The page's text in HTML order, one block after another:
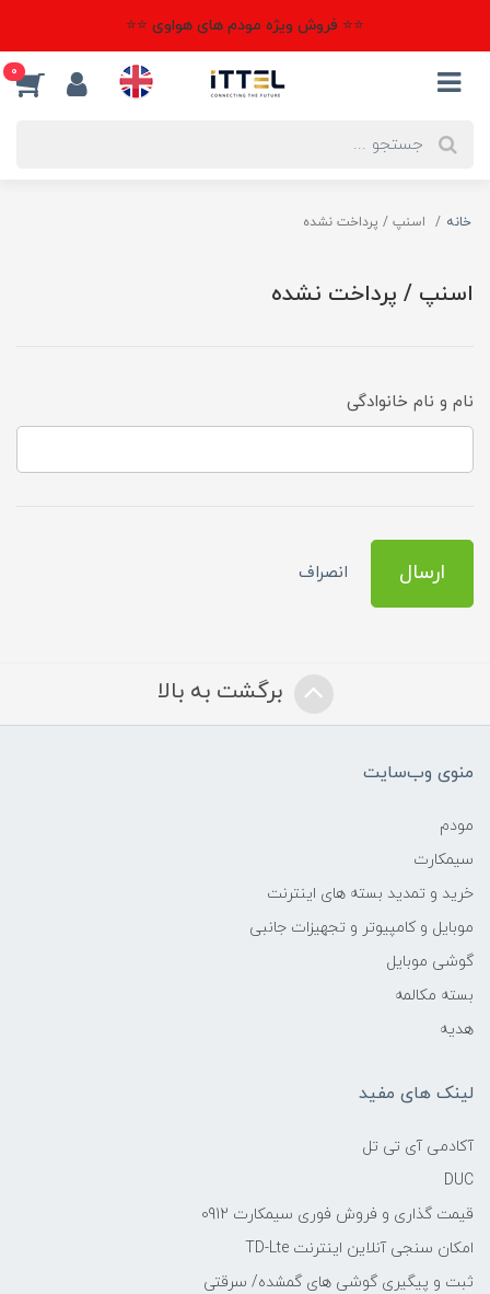
⭐⭐ فروش ویژه مودم های هواوی ⭐⭐
0
خانه اسنپ / پرداخت نشده
اسنپ / پرداخت نشده
نام و نام خانوادگی
ارسال انصراف
برگشت به بالا
منوی وب‌سایت
مودم
سیمکارت
خرید و تمدید بسته های اینترنت
موبایل و کامپیوتر و تجهیزات جانبی
گوشی موبایل
بسته مکالمه
هدیه
لینک های مفید
آکادمی آی تی تل
DUC
قیمت گذاری و فروش فوری سیمکارت 0912
امکان سنجی آنلاین اینترنت TD-Lte
ثبت و پیگیری گوشی های گمشده/ سرقتی